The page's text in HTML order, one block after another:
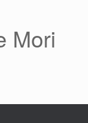
Mori